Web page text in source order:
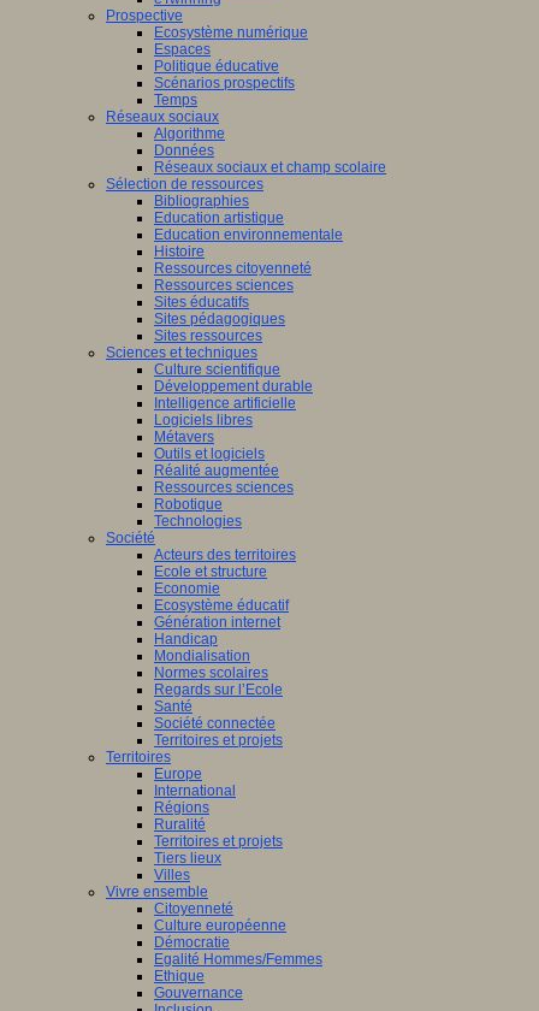
Prospective
Ecosystème numérique
Espaces
Politique éducative
Scénarios prospectifs
Temps
Réseaux sociaux
Algorithme
Données
Réseaux sociaux et champ scolaire
Sélection de ressources
Bibliographies
Education artistique
Education environnementale
Histoire
Ressources citoyenneté
Ressources sciences
Sites éducatifs
Sites pédagogiques
Sites ressources
Sciences et techniques
Culture scientifique
Développement durable
Intelligence artificielle
Logiciels libres
Métavers
Outils et logiciels
Réalité augmentée
Ressources sciences
Robotique
Technologies
Société
Acteurs des territoires
Ecole et structure
Economie
Ecosystème éducatif
Génération internet
Handicap
Mondialisation
Normes scolaires
Regards sur l’Ecole
Santé
Société connectée
Territoires et projets
Territoires
Europe
International
Régions
Ruralité
Territoires et projets
Tiers lieux
Villes
Vivre ensemble
Citoyenneté
Culture européenne
Démocratie
Egalité Hommes/Femmes
Ethique
Gouvernance